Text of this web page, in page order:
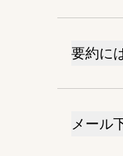
要約に
メール